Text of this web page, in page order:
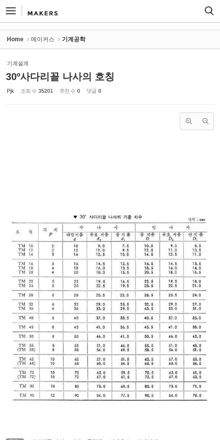
Home 메이커스 기계공학
기계설계
30º사다리꼴 나사의 호칭
Pjk 조회 수 35201 추천 수 0 댓글 0